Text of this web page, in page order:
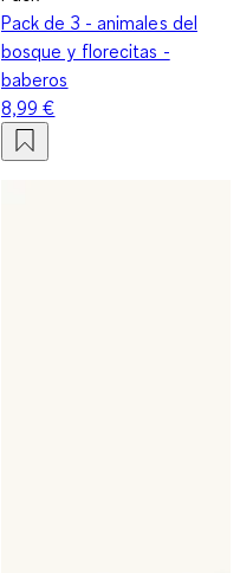
Pack de 3 - animales del
bosque y florecitas -
baberos
8,99 €